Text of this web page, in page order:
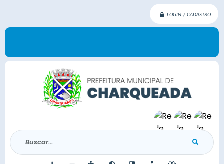
LOGIN / CADASTRO
Buscar...